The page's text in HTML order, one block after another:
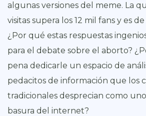
algunas versiones del meme. La
visitas supera los 12 mil fans y es
¿Por qué estas respuestas
para el debate sobre el aborto?
pena dedicarle un espacio de
pedacitos de información que los
tradicionales desprecian como
basura del internet?